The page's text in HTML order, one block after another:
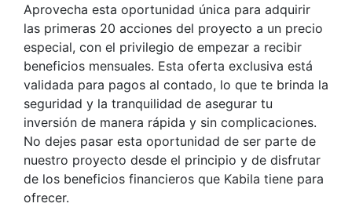
Aprovecha esta oportunidad única para adquirir
las primeras 20 acciones del proyecto a un precio
especial, con el privilegio de empezar a recibir
beneficios mensuales. Esta oferta exclusiva está
validada para pagos al contado, lo que te brinda la
seguridad y la tranquilidad de asegurar tu
inversión de manera rápida y sin complicaciones.
No dejes pasar esta oportunidad de ser parte de
nuestro proyecto desde el principio y de disfrutar
de los beneficios financieros que Kabila tiene para
ofrecer.